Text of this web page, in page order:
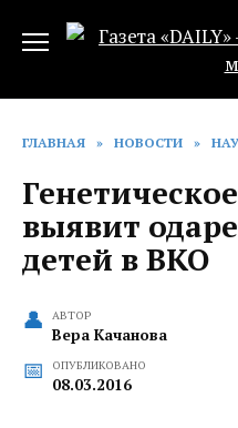
ГЛАВНАЯ » НОВОСТИ »
выявит
детей в ВКО
АВТОР
Вера Качанова
ОПУБЛИКОВАНО
08.03.2016